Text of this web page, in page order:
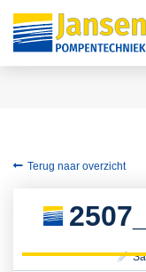
Terug naar overzicht